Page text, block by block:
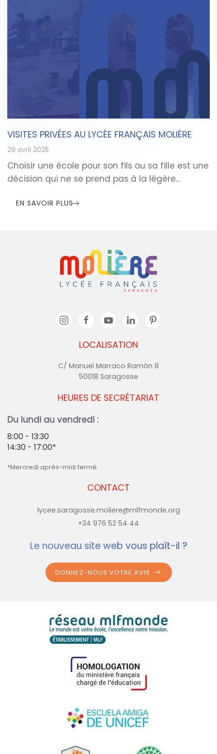
VISITES PRIVÉES AU LYCÉE FRANÇAIS MOLIÈRE
29 avril 2025
Choisir une école pour son fils ou sa fille est une
décision qui ne se prend pas à la légère...
EN SAVOIR PLUS
LOCALISATION
C/ Manuel Marraco Ramón 8
50018 Saragosse
CONTACT
lycee.saragosse.moliere@mlfmonde.org
+34 976 52 54 44
HEURES DE SECRÉTARIAT
Du lundi au vendredi :
8:00 - 13:30
14:30 - 17:00*
*Mercredi après-midi fermé
Le nouveau site web vous plaît-il ?
DONNEZ-NOUS VOTRE AVIS